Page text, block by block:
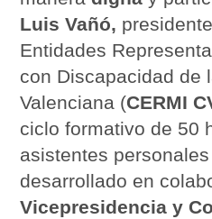
Luis Vañó,
Entidades
con Discapacidad de
Valenciana (CERMI
ciclo formativo de 50
asistentes
desarrollado en
Vicepresidencia y